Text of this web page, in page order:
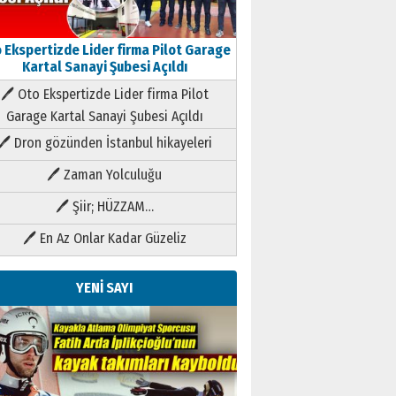
Ekspertizde Lider firma Pilot Garage
Kartal Sanayi Şubesi Açıldı
🖊 Oto Ekspertizde Lider firma Pilot
Garage Kartal Sanayi Şubesi Açıldı
Dron gözünden İstanbul hikayeleri
🖊 Zaman Yolculuğu
🖊 Şiir; HÜZZAM…
🖊 En Az Onlar Kadar Güzeliz
YENİ SAYI